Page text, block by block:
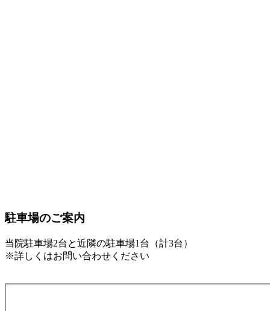
駐車場のご案内
当院駐車場2台と近隣の駐車場1台（計3台）
※詳しくはお問い合わせください